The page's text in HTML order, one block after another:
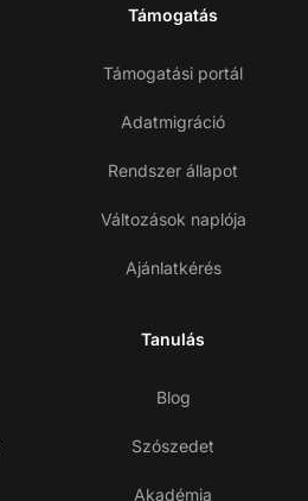
Támogatás
Támogatási portál
Adatmigráció
Rendszer állapot
Változások naplója
Ajánlatkérés
Tanulás
Blog
Szószedet
Akadémia